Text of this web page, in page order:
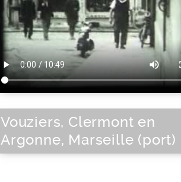
Vouziers, Clermont en
Argonne, Marseille (port)